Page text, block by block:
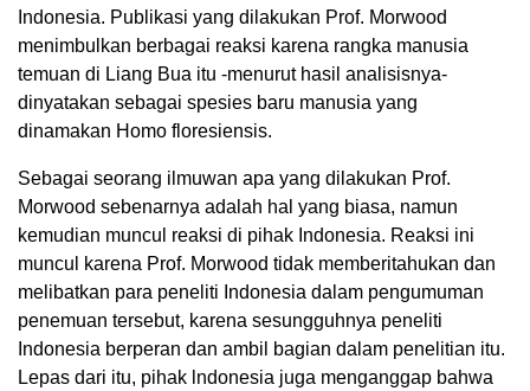
Indonesia. Publikasi yang dilakukan Prof. Morwood
menimbulkan berbagai reaksi karena rangka manusia
temuan di Liang Bua itu -menurut hasil analisisnya-
dinyatakan sebagai spesies baru manusia yang
dinamakan Homo floresiensis.
Sebagai seorang ilmuwan apa yang dilakukan Prof.
Morwood sebenarnya adalah hal yang biasa, namun
kemudian muncul reaksi di pihak Indonesia. Reaksi ini
muncul karena Prof. Morwood tidak memberitahukan dan
melibatkan para peneliti Indonesia dalam pengumuman
penemuan tersebut, karena sesungguhnya peneliti
Indonesia berperan dan ambil bagian dalam penelitian itu.
Lepas dari itu, pihak lndonesia juga menganggap bahwa